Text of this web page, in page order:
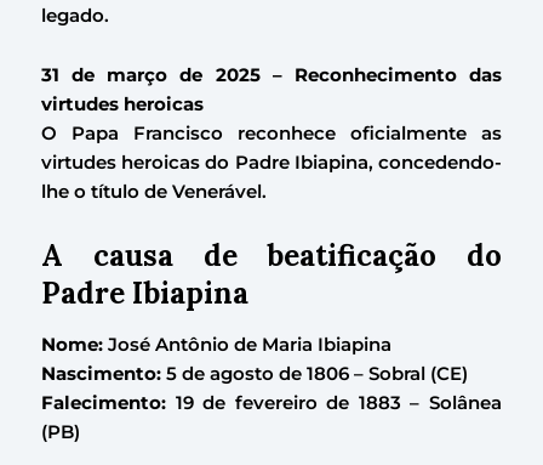
legado.
31 de março de 2025 – Reconhecimento das
virtudes heroicas
O Papa Francisco reconhece oficialmente as
virtudes heroicas do Padre Ibiapina, concedendo-
lhe o título de Venerável.
A causa de beatificação do
Padre Ibiapina
Nome: José Antônio de Maria Ibiapina
Nascimento: 5 de agosto de 1806 – Sobral (CE)
Falecimento: 19 de fevereiro de 1883 – Solânea
(PB)